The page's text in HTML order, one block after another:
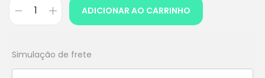
ADICIONAR AO CARRINHO
Simulação de frete